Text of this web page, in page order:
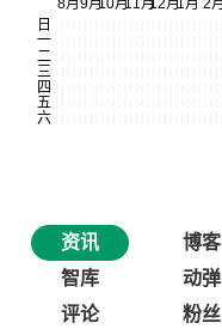
资讯 博客
智库
动弹
评论
粉丝